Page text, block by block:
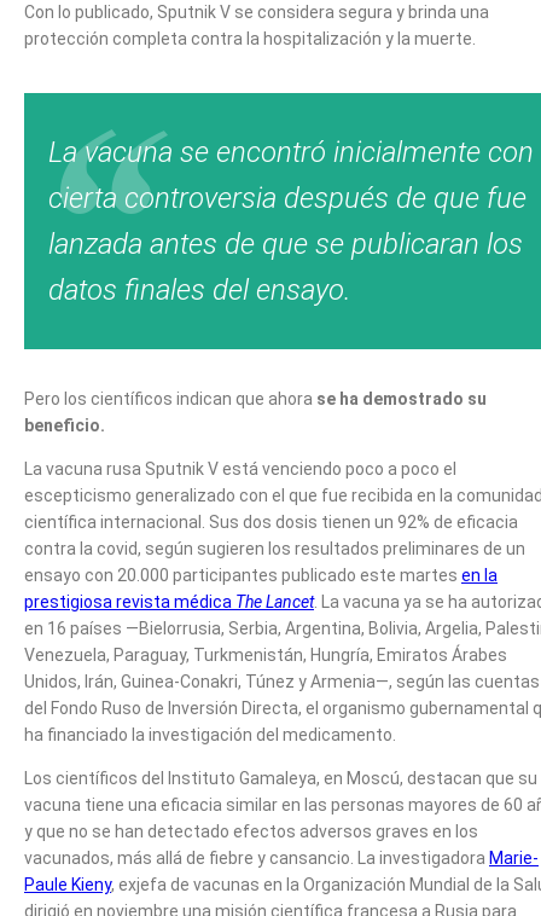
Con lo publicado, Sputnik V se considera segura y brinda una
protección completa contra la hospitalización y la muerte.
La vacuna se encontró inicialmente con
cierta controversia después de que fue
lanzada antes de que se publicaran los
datos finales del ensayo.
Pero los científicos indican que ahora se ha demostrado su
beneficio.
La vacuna rusa Sputnik V está venciendo poco a poco el
escepticismo generalizado con el que fue recibida en la
científica internacional. Sus dos dosis tienen un 92% de eficacia
contra la covid, según sugieren los resultados preliminares de un
ensayo con 20.000 participantes publicado este martes en la
prestigiosa revista médica The Lancet. La vacuna ya se ha
en 16 países —Bielorrusia, Serbia, Argentina, Bolivia, Argelia,
Venezuela, Paraguay, Turkmenistán, Hungría, Emiratos Árabes
Unidos, Irán, Guinea-Conakri, Túnez y Armenia—, según las cuentas
del Fondo Ruso de Inversión Directa, el organismo gubernamental
ha financiado la investigación del medicamento.
Los científicos del Instituto Gamaleya, en Moscú, destacan que su
vacuna tiene una eficacia similar en las personas mayores de 60
y que no se han detectado efectos adversos graves en los
vacunados, más allá de fiebre y cansancio. La investigadora Marie-
Paule Kieny, exjefa de vacunas en la Organización Mundial de la
dirigió en noviembre una misión científica francesa a Rusia para